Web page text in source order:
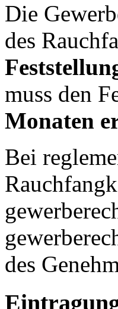
Die
des
muss den
Monaten
Bei
des